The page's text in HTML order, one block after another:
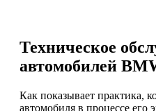
Техническое
автомобилей
Как показывает практика,
автомобиля в процессе его